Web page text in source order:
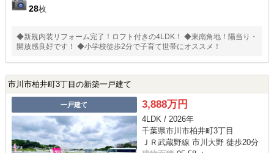
28枚
◆新規内装リフォーム完了！ロフト付きの4LDK！ ◆東南角地！陽当り・
開放感良好です！ ◆小学校徒歩2分で子育て世帯にオススメ！
市川市柏井町3丁目の新築一戸建て
一戸建て 3,888万円
4LDK / 2026年
千葉県市川市柏井町3丁目
ＪＲ武蔵野線 市川大野 徒歩20分